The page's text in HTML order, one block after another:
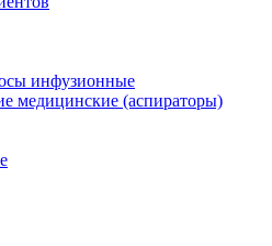
инфузионные
медицинские (аспираторы)